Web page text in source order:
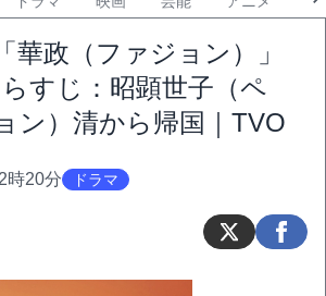
華政（ファジョン）」
すじ：昭顕世子（ペ
ン）清から帰国｜TVO
時20分 ドラマ